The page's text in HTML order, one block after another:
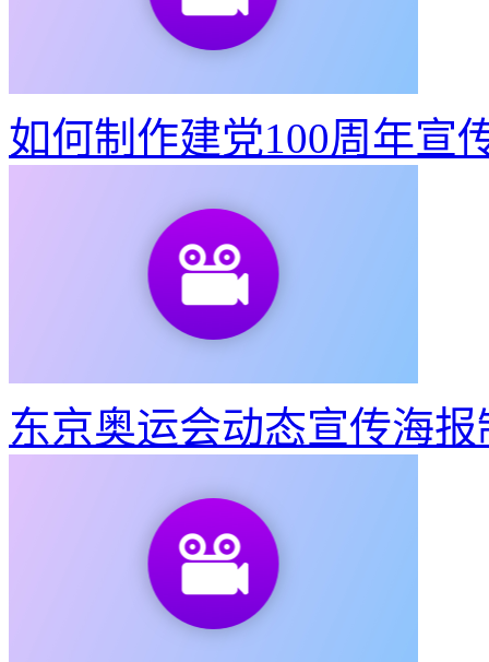
如何制作建党100周年宣
如何制作建党100周年宣
东京奥运会动态宣传海